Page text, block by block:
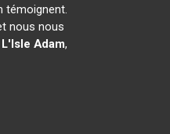
témoignent.
nous nous
L'Isle Adam,